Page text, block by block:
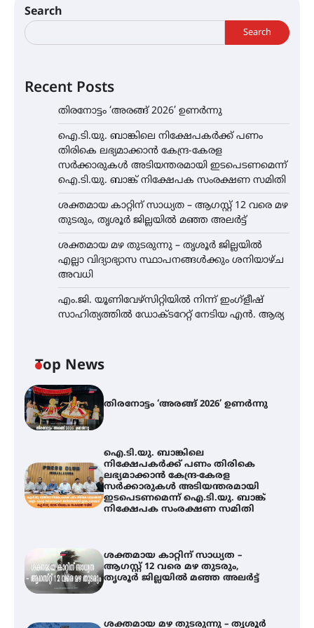
Search
Search
Recent Posts
തിരനോട്ടം ‘അരങ്ങ് 2026’ ഉണർന്നു
ഐ.ടി.യു. ബാങ്കിലെ നിക്ഷേപകർക്ക് പണം
തിരികെ ലഭ്യമാക്കാൻ കേന്ദ്ര-കേരള
സർക്കാരുകൾ അടിയന്തരമായി ഇടപെടണമെന്ന്
ഐ.ടി.യു. ബാങ്ക് നിക്ഷേപക സംരക്ഷണ സമിതി
ശക്തമായ കാറ്റിന് സാധ്യത – ആഗസ്റ്റ് 12 വരെ മഴ
തുടരും, തൃശൂർ ജില്ലയിൽ മഞ്ഞ അലർട്ട്
ശക്തമായ മഴ തുടരുന്നു – തൃശൂർ ജില്ലയിൽ
എല്ലാ വിദ്യാഭ്യാസ സ്ഥാപനങ്ങൾക്കും ശനിയാഴ്ച
അവധി
എം.ജി. യൂണിവേഴ്‌സിറ്റിയിൽ നിന്ന് ഇംഗ്ളീഷ്
സാഹിത്യത്തിൽ ഡോക്ടറേറ്റ് നേടിയ എൻ. ആര്യ
Top News
തിരനോട്ടം ‘അരങ്ങ് 2026’ ഉണർന്നു
ഐ.ടി.യു. ബാങ്കിലെ
നിക്ഷേപകർക്ക് പണം തിരികെ
ലഭ്യമാക്കാൻ കേന്ദ്ര-കേരള
സർക്കാരുകൾ അടിയന്തരമായി
ഇടപെടണമെന്ന് ഐ.ടി.യു. ബാങ്ക്
നിക്ഷേപക സംരക്ഷണ സമിതി
ശക്തമായ കാറ്റിന് സാധ്യത –
ആഗസ്റ്റ് 12 വരെ മഴ തുടരും,
തൃശൂർ ജില്ലയിൽ മഞ്ഞ അലർട്ട്
ശക്തമായ മഴ തുടരുന്നു – തൃശൂർ